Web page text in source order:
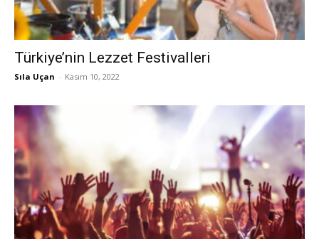
Türkiye’nin Lezzet Festivalleri
Sıla Uçan - Kasım 10, 2022